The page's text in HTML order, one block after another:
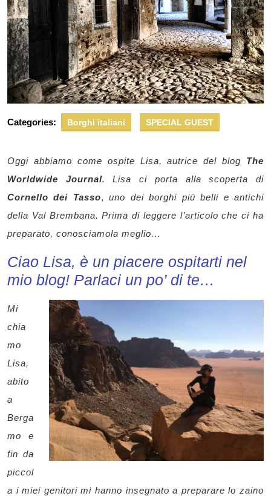
Categories: Borghi italiani SPECIAL GUEST
Oggi abbiamo come ospite Lisa, autrice del blog The
Worldwide Journal. Lisa ci porta alla scoperta di
Cornello dei Tasso,uno dei borghi più belli e antichi
della Val Brembana. Prima di leggere l’articolo che ci ha
preparato, conosciamola meglio…
Ciao Lisa, è un piacere ospitarti nel
mio blog! Parlaci un po’ di te…
Mi
chia
mo
Lisa,
abito
a
Berga
mo e
fin da
piccol
a i miei genitori mi hanno insegnato a preparare lo zaino